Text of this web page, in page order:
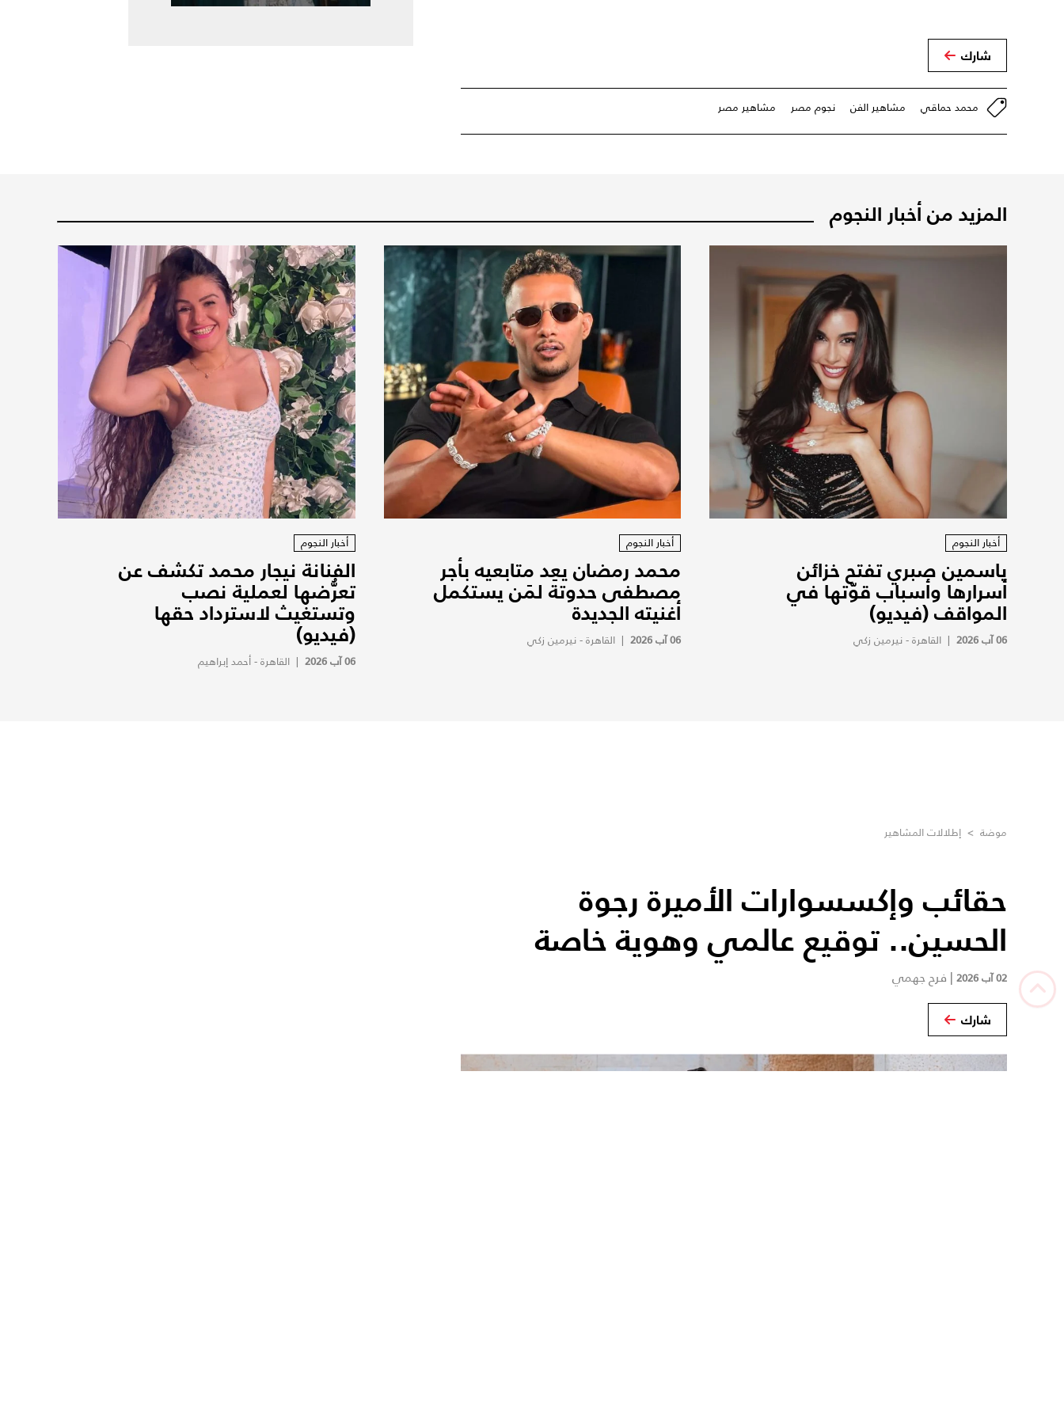
شارك
محمد حماقي مشاهير الفن نجوم مصر مشاهير مصر
المزيد من أخبار النجوم
أخبار النجوم
ياسمين صبري تفتح خزائن
أسرارها وأسباب قوّتها في
المواقف (فيديو)
06 آب 2026 | القاهرة - نيرمين زكي
أخبار النجوم
محمد رمضان يعِد متابعيه بأجر
مصطفى حدوتة لمَن يستكمل
أغنيته الجديدة
06 آب 2026 | القاهرة - نيرمين زكي
أخبار النجوم
الفنانة نيجار محمد تكشف عن
تعرُّضها لعملية نصب
وتستغيث لاسترداد حقها
(فيديو)
06 آب 2026 |القاهرة - أحمد إبراهيم
موضة > إطلالات المشاهير
حقائب وإكسسوارات الأميرة رجوة
الحسين.. توقيع عالمي وهوية خاصة
02 آب 2026 | فرح جهمي
شارك